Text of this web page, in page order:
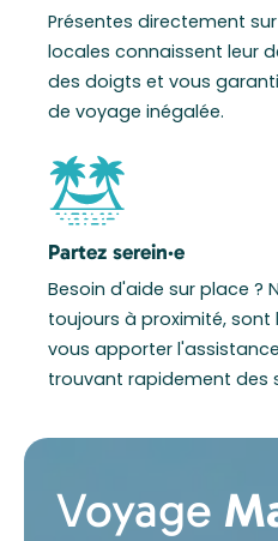
Présentes directement
locales connaissent leur
des doigts et vous
de voyage inégalée.
Partez serein·e
Besoin d'aide sur place ?
toujours à proximité, sont
vous apporter
trouvant rapidement des
Voyage